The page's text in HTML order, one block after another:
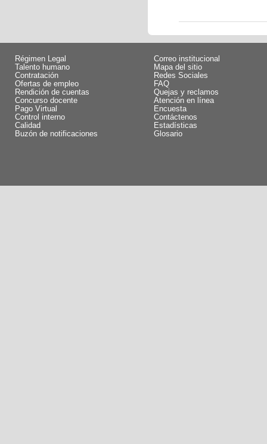
Régimen Legal
Talento humano
Contratación
Ofertas de empleo
Rendición de cuentas
Concurso docente
Pago Virtual
Control interno
Calidad
Buzón de notificaciones
Correo institucional
Mapa del sitio
Redes Sociales
FAQ
Quejas y reclamos
Atención en línea
Encuesta
Contáctenos
Estadísticas
Glosario